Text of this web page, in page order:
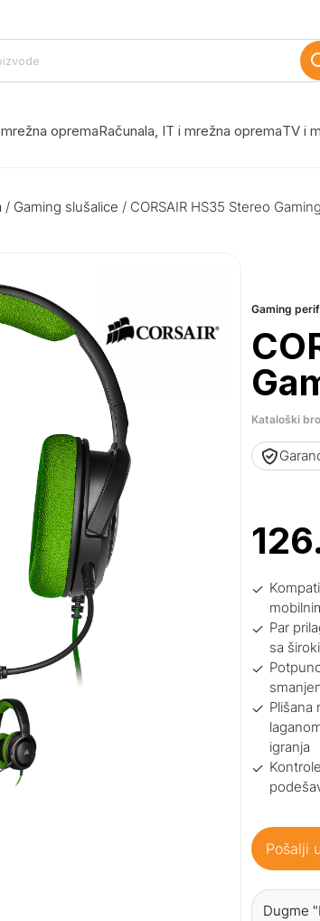
opremaRačunala, IT i mrežna opremaTV i
/ Gaming slušalice / CORSAIR HS35 Stereo
Gaming
Kataloški
Par
sa
Plišana
igranja
Pošalji
Dugme